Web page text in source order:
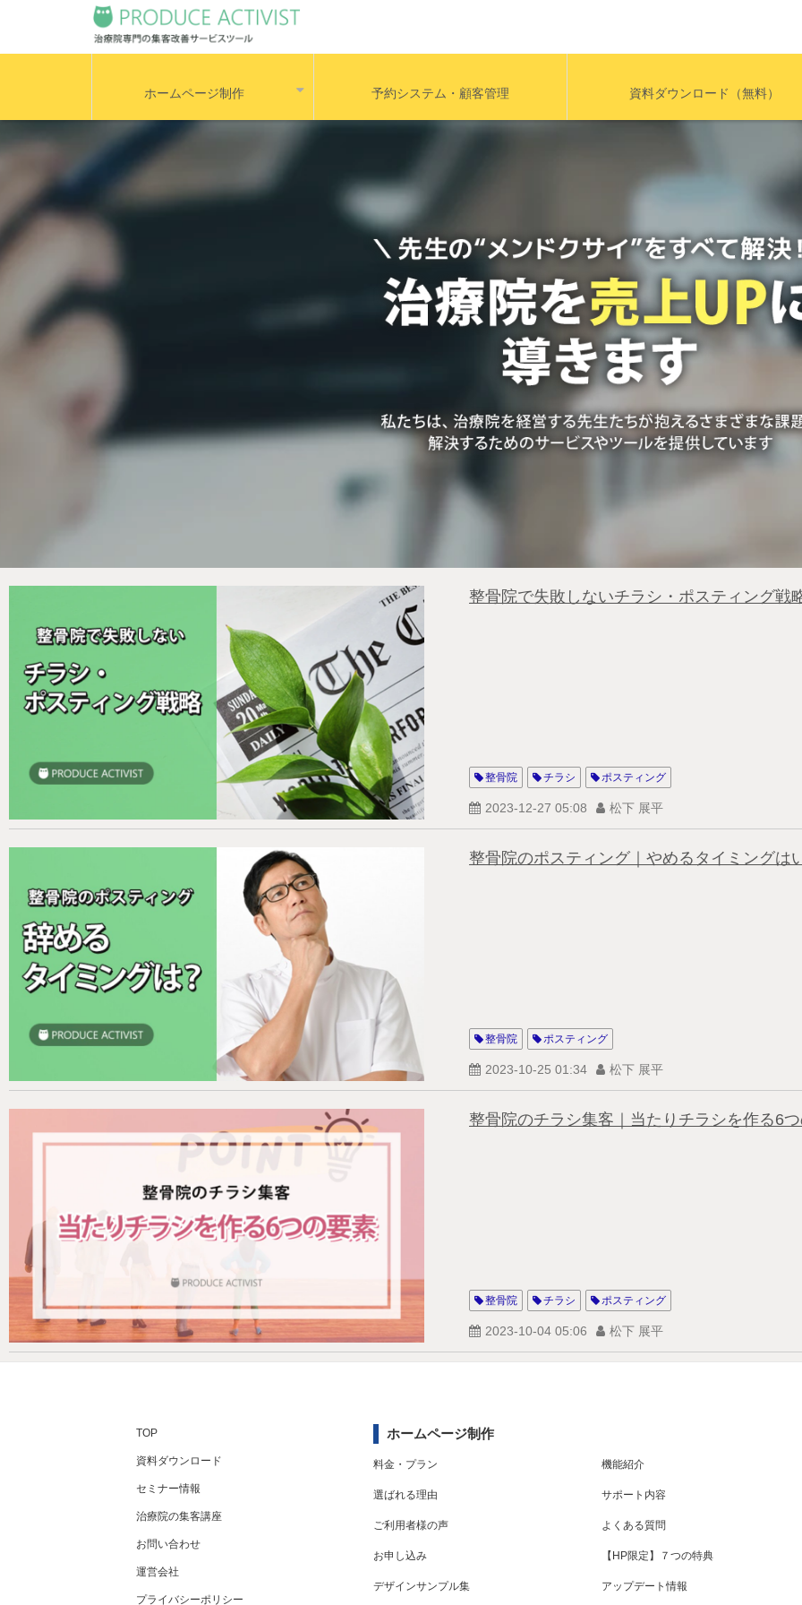
ホームページ制作 予約システム・顧客管理 資料ダウンロード（無料）
整骨院で失敗しないチラシ・ポスティング戦
整骨院 チラシ ポスティング
2023-12-27 05:08 松下 展平
整骨院のポスティング｜やめるタイミングは
整骨院 ポスティング
2023-10-25 01:34 松下 展平
整骨院のチラシ集客｜当たりチラシを作る6
整骨院 チラシ ポスティング
2023-10-04 05:06 松下 展平
TOP
資料ダウンロード
セミナー情報
治療院の集客講座
お問い合わせ
運営会社
プライバシーポリシー
ホームページ制作
料金・プラン 機能紹介
選ばれる理由 サポート内容
ご利用者様の声 よくある質問
お申し込み 【HP限定】７つの特典
デザインサンプル集 アップデート情報